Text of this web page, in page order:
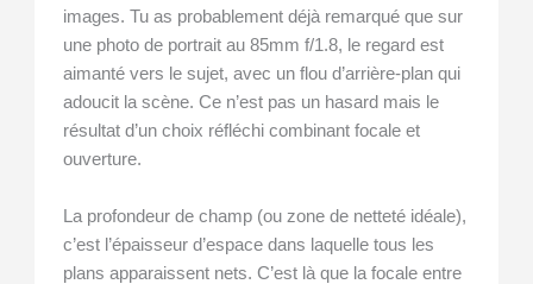
images. Tu as probablement déjà remarqué que sur
une photo de portrait au 85mm f/1.8, le regard est
aimanté vers le sujet, avec un flou d’arrière-plan qui
adoucit la scène. Ce n’est pas un hasard mais le
résultat d’un choix réfléchi combinant focale et
ouverture.
La profondeur de champ (ou zone de netteté idéale),
c’est l’épaisseur d’espace dans laquelle tous les
plans apparaissent nets. C’est là que la focale entre